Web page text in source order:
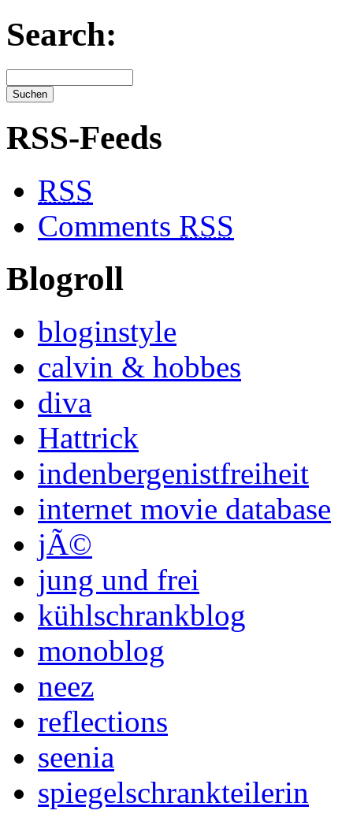
Search:
RSS-Feeds
RSS
Comments RSS
Blogroll
bloginstyle
calvin & hobbes
diva
Hattrick
indenbergenistfreiheit
internet movie database
jÃ©
jung und frei
kühlschrankblog
monoblog
neez
reflections
seenia
spiegelschrankteilerin